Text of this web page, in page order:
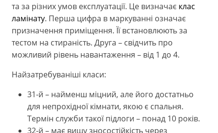
та за різних умов експлуатації. Це визначає клас
ламінату. Перша цифра в маркуванні означає
призначення приміщення. Її встановлюють за
тестом на стираність. Друга – свідчить про
можливий рівень навантаження – від 1 до 4.
Найзатребуваніші класи:
31-й – найменш міцний, але його достатньо
для непрохідної кімнати, якою є спальня.
Термін служби такої підлоги – понад 10 років.
32-й – має вищу зносостійкість через